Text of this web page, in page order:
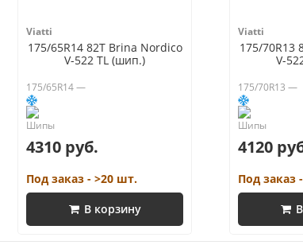
Viatti
175/65R14 82T Brina Nordico
V-522 TL (шип.)
175/65R14 —
4310 руб.
Под заказ - >20 шт.
В корзину
Viatti
175/70R13
V-
175/70R13 —
4120
Под заказ